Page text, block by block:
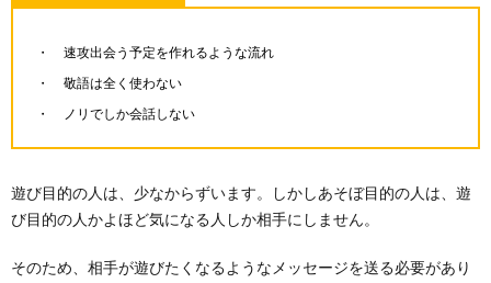
速攻出会う予定を作れるような流れ
敬語は全く使わない
ノリでしか会話しない
遊び目的の人は、少なからずいます。しかしあそぼ目的の人は、遊
び目的の人かよほど気になる人しか相手にしません。
そのため、相手が遊びたくなるようなメッセージを送る必要があり